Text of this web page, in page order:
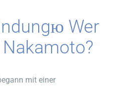
Wer
mit einer